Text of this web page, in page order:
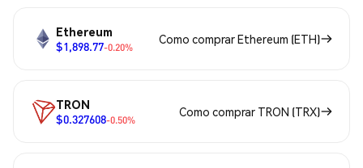
Ethereum
$1,898.77-0.20%
Como comprar Ethereum (ETH)
TRON
$0.327608-0.50%
Como comprar TRON (TRX)